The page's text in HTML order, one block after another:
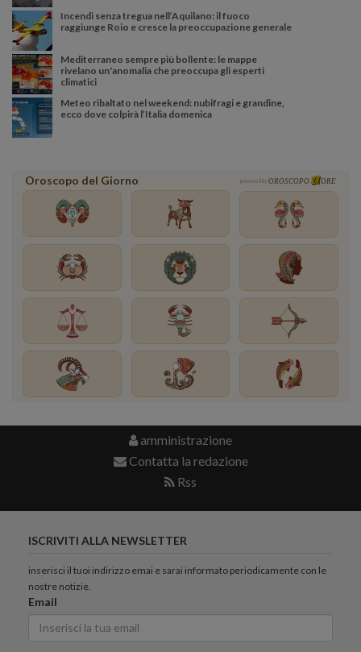
Incendi senza tregua nell’Aquilano: il fuoco
raggiunge Roio e cresce la preoccupazione generale
Mediterraneo sempre più bollente: le mappe
rivelano un'anomalia che preoccupa gli esperti
climatici
Meteo ribaltato nel weekend: nubifragi e grandine,
ecco dove colpirà l’Italia domenica
Oroscopo del Giorno powered by OROSCOPO ORE
amministrazione
Contatta la redazione
Rss
ISCRIVITI ALLA NEWSLETTER
inserisci il tuoi indirizzo emai e sarai informato periodicamente con le
nostre notizie.
Email